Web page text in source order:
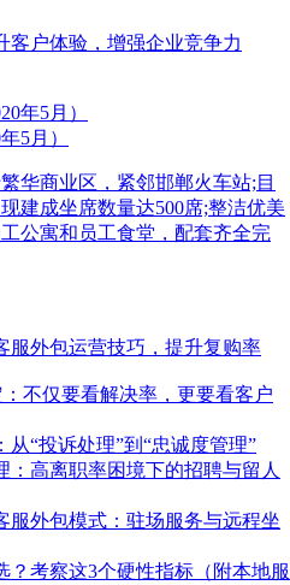
客户体验，增强企业竞争力
5月）
华商业区，紧邻邯郸火车站;目
建成坐席数量达500席;整洁优美
公寓和员工食堂，配套齐全完
服外包运营技巧，提升复购率
不仅要看解决率，更要看客户
“投诉处理”到“忠诚度管理”
：高离职率困境下的招聘与留人
服外包模式：驻场服务与远程坐
？考察这3个硬性指标（附本地服